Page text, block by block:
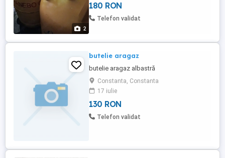
2
180 RON
Telefon validat
butelie aragaz
butelie aragaz albastră
Constanta, Constanta
17 iulie
130 RON
Telefon validat